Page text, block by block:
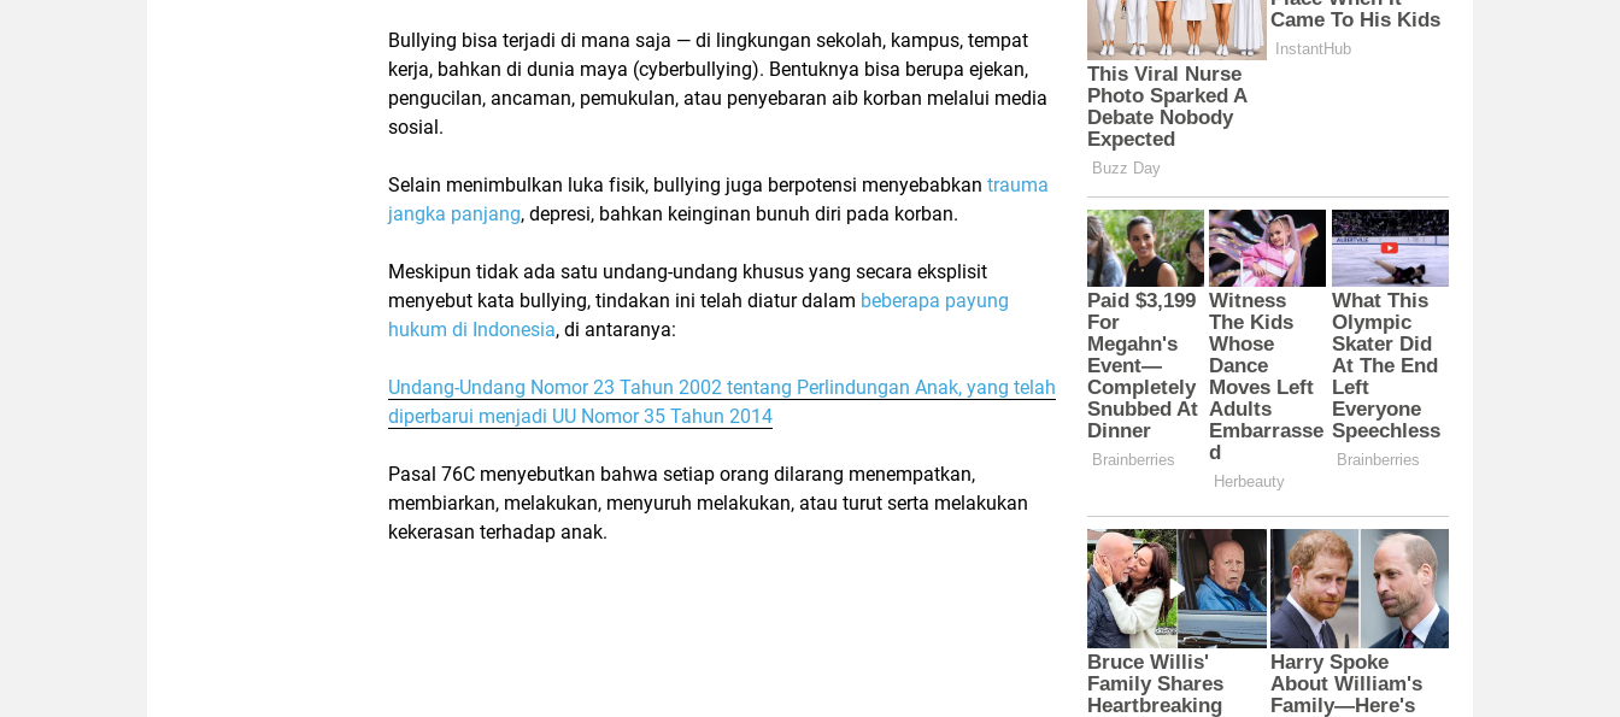
Bullying bisa terjadi di mana saja — di lingkungan sekolah, kampus, tempat
kerja, bahkan di dunia maya (cyberbullying). Bentuknya bisa berupa ejekan,
pengucilan, ancaman, pemukulan, atau penyebaran aib korban melalui media
sosial.
Selain menimbulkan luka fisik, bullying juga berpotensi menyebabkan trauma
jangka panjang, depresi, bahkan keinginan bunuh diri pada korban.
Meskipun tidak ada satu undang-undang khusus yang secara eksplisit
menyebut kata bullying, tindakan ini telah diatur dalam beberapa payung
hukum di Indonesia, di antaranya:
Undang-Undang Nomor 23 Tahun 2002 tentang Perlindungan Anak, yang telah
diperbarui menjadi UU Nomor 35 Tahun 2014
Pasal 76C menyebutkan bahwa setiap orang dilarang menempatkan,
membiarkan, melakukan, menyuruh melakukan, atau turut serta melakukan
kekerasan terhadap anak.